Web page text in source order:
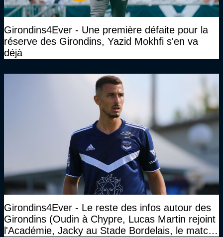
Girondins4Ever - Une première défaite pour la
réserve des Girondins, Yazid Mokhfi s'en va
déjà
Girondins4Ever - Le reste des infos autour des
Girondins (Oudin à Chypre, Lucas Martin rejoint
l'Académie, Jacky au Stade Bordelais, le match